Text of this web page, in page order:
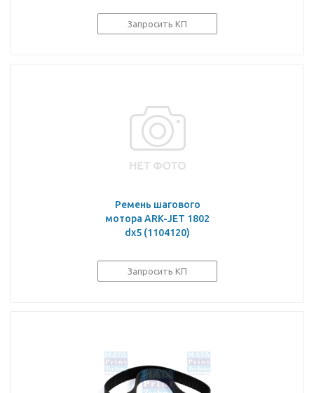
Запросить КП
Ремень шагового
мотора ARK-JET 1802
dx5 (1104120)
Запросить КП